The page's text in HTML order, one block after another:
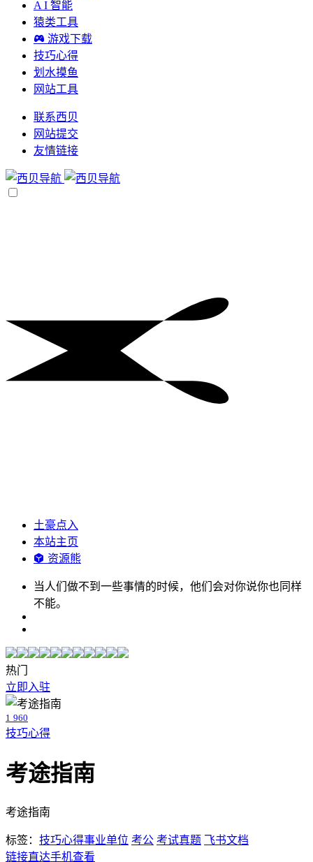
A I 智能
猿类工具
游戏下载
技巧心得
划水摸鱼
网站工具
联系西贝
网站提交
友情链接
土豪点入
本站主页
资源熊
当人们做不到一些事情的时候，他们会对你说你也同样
不能。
热门
立即入驻
1 960
技巧心得
考途指南
考途指南
标签： 技巧心得事业单位 考公 考试真题 飞书文档
链接直达手机查看